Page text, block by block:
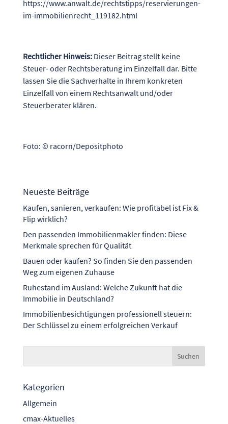
https://www.anwalt.de/rechtstipps/reservierungen-
im-immobilienrecht_119182.html
Rechtlicher Hinweis:Dieser Beitrag stellt keine
Steuer- oder Rechtsberatung im Einzelfall dar. Bitte
lassen Sie die Sachverhalte in Ihrem konkreten
Einzelfall von einem Rechtsanwalt und/oder
Steuerberater klären.
Foto: © racorn/Depositphoto
Neueste Beiträge
Kaufen, sanieren, verkaufen: Wie profitabel ist Fix &
Flip wirklich?
Den passenden Immobilienmakler finden: Diese
Merkmale sprechen für Qualität
Bauen oder kaufen? So finden Sie den passenden
Weg zum eigenen Zuhause
Ruhestand im Ausland: Welche Zukunft hat die
Immobilie in Deutschland?
Immobilienbesichtigungen professionell steuern:
Der Schlüssel zu einem erfolgreichen Verkauf
Kategorien
Allgemein
cmax-Aktuelles